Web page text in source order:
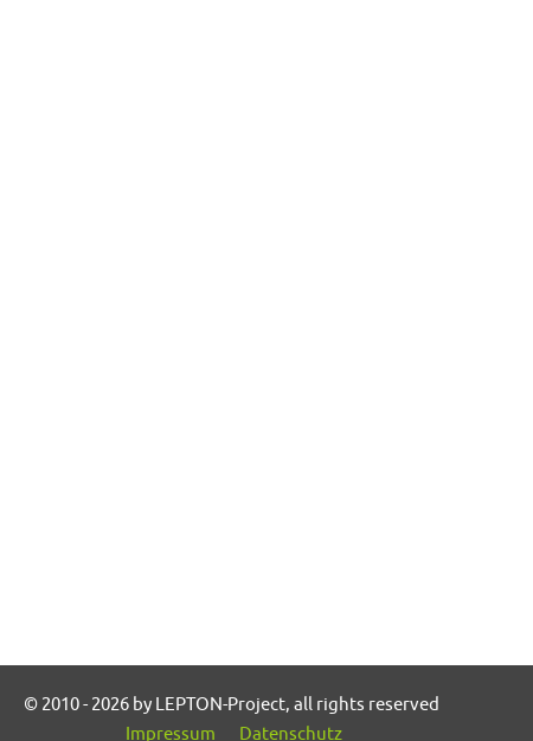
© 2010 - 2026 by LEPTON-Project, all rights reserved
Impressum
Datenschutz